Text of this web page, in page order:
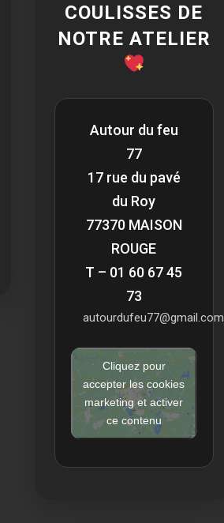
COULISSES DE
NOTRE ATELIER
Autour du feu
77
17 rue du pavé
du Roy
77370 MAISON
ROUGE
T – 01 60 67 45
73
autourdufeu77@gmail.com
Cliquez pour
accepter les cookies
marketing et activer
ce contenu